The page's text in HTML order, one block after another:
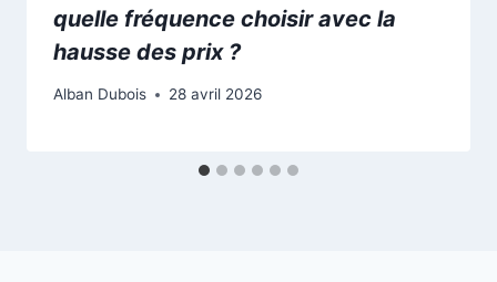
quelle fréquence choisir avec la
hausse des prix ?
Alban Dubois 28 avril 2026